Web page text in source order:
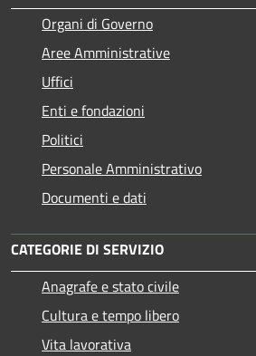
Organi di Governo
Aree Amministrative
Uffici
Enti e fondazioni
Politici
Personale Amministrativo
Documenti e dati
CATEGORIE DI SERVIZIO
Anagrafe e stato civile
Cultura e tempo libero
Vita lavorativa